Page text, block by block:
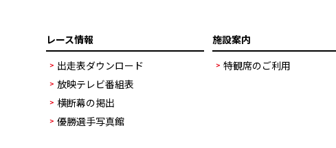
レース情報
出走表ダウンロード
放映テレビ番組表
横断幕の掲出
優勝選手写真館
施設案内
特観席のご利用